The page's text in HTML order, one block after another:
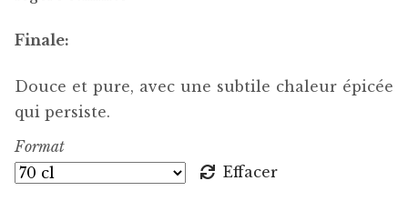
Finale:
Douce et pure, avec une subtile chaleur épicée
qui persiste.
Format
Effacer